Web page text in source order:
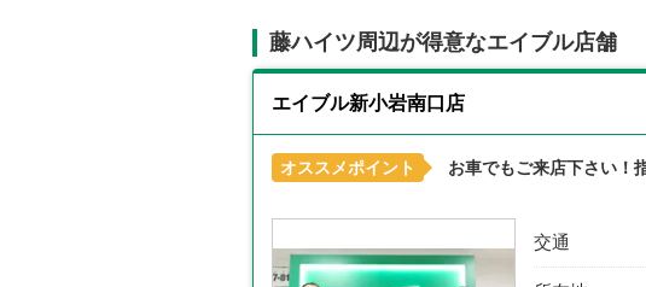
藤ハイツ周辺が得意なエイブル店舗
エイブル新小岩南口店
オススメポイント お車でもご来店下さい！
交通